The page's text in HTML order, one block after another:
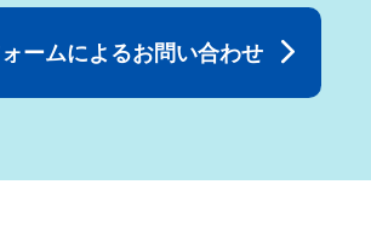
ームによるお問い合わせ